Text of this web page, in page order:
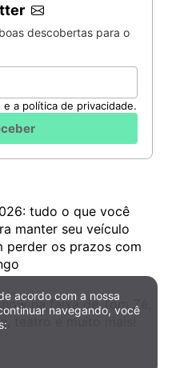
descobertas para o
a política de privacidade.
tudo o que você
manter seu veículo
perder os prazos com
na faixa de Tom Zé,
teatro e muito mais!
acordo com a nossa
navegando, você